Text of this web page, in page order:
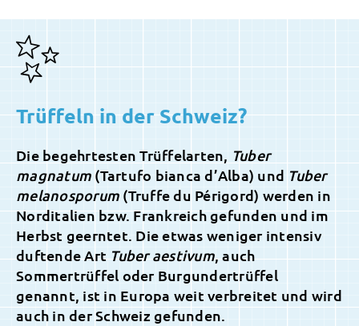
Trüffeln in der Schweiz?
Die begehrtesten Trüffelarten, Tuber
magnatum (Tartufo bianca d’Alba) und Tuber
melanosporum (Truffe du Périgord) werden in
Norditalien bzw. Frankreich gefunden und im
Herbst geerntet. Die etwas weniger intensiv
duftende ArtTuber aestivum, auch
Sommertrüffel oder Burgundertrüffel
genannt, ist in Europa weit verbreitet und wird
auch in der Schweiz gefunden.